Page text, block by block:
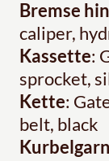
Bremse
caliper,
Kassette:
sprocket,
Kette:
belt, black